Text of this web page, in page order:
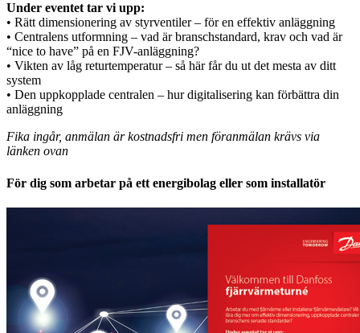
Under eventet tar vi upp:
• Rätt dimensionering av styrventiler – för en effektiv anläggning
• Centralens utformning – vad är branschstandard, krav och vad är
“nice to have” på en FJV-anläggning?
• Vikten av låg returtemperatur – så här får du ut det mesta av ditt
system
• Den uppkopplade centralen – hur digitalisering kan förbättra din
anläggning
Fika ingår, anmälan är kostnadsfri men föranmälan krävs via
länken ovan
För dig som arbetar på ett energibolag eller som installatör